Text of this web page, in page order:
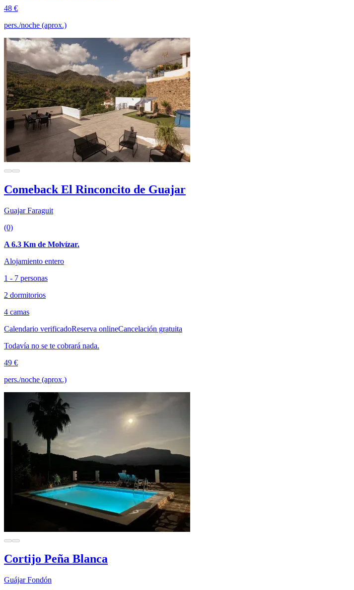
48 €
pers./noche (aprox.)
Comeback El Rinconcito de Guajar
Guajar Faraguit
(0)
A 6.3 Km de Molvízar.
Alojamiento entero
1 - 7 personas
2 dormitorios
4 camas
Calendario verificadoReserva onlineCancelación gratuita
Todavía no se te cobrará nada.
49 €
pers./noche (aprox.)
Cortijo Peña Blanca
Guájar Fondón